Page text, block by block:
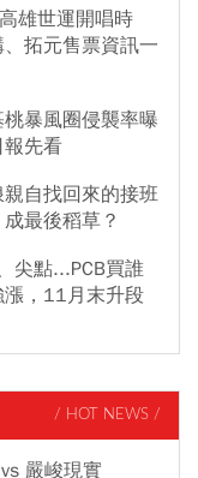
雄世運開唱時
拓元售票資訊一
暴風圈侵襲率曝
先看
自找回來的接班
最後稻草？
尖點...PCB買誰
，11月末升段
/ HOT NEWS /
嚴峻現實